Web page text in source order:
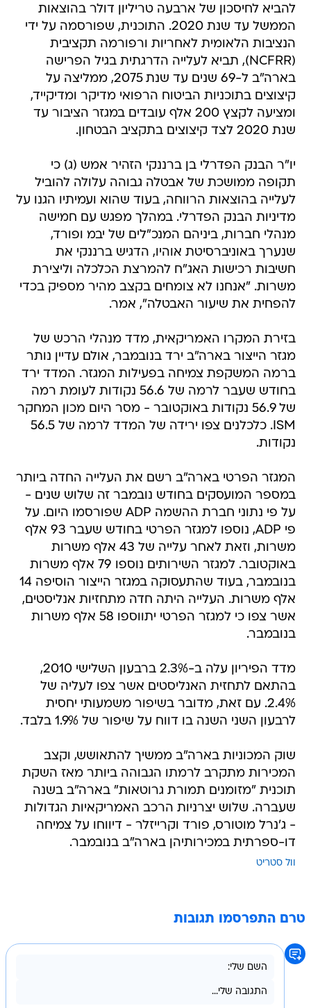
להביא לחיסכון של ארבעה טריליון דולר בהוצאות
הממשל עד שנת 2020. התוכנית, שפורסמה על ידי
הנציבות הלאומית לאחריות ורפורמה תקציבית
(NCFRR), תביא לעלייה הדרגתית בגיל הפרישה
בארה"ב ל-69 שנים עד שנת 2075, ממליצה על
קיצוצים בתוכניות הביטוח הרפואי מדיקר ומדיקייד,
ומציעה לקצץ 200 אלף עובדים במגזר הציבור עד
שנת 2020 לצד קיצוצים בתקציב הבטחון.
יו"ר הבנק הפדרלי בן ברננקי הזהיר אמש (ג) כי
תקופה ממושכת של אבטלה גבוהה עלולה להוביל
לעלייה בהוצאות הרווחה, בעוד שהוא ועמיתיו הגנו על
מדיניות הבנק הפדרלי. במהלך מפגש עם חמישה
מנהלי חברות, ביניהם המנכ"לים של יבמ ופורד,
שנערך באוניברסיטת אוהיו, הדגיש ברננקי את
חשיבות רכישות האג"ח להמרצת הכלכלה וליצירת
משרות. "אנחנו לא צומחים בקצב מהיר מספיק בכדי
להפחית את שיעור האבטלה", אמר.
בזירת המקרו האמריקאית, מדד מנהלי הרכש של
מגזר הייצור בארה"ב ירד בנובמבר, אולם עדיין נותר
ברמה המשקפת צמיחה בפעילות המגזר. המדד ירד
בחודש שעבר לרמה של 56.6 נקודות לעומת רמה
של 56.9 נקודות באוקטובר - מסר היום מכון המחקר
ISM. כלכלנים צפו ירידה של המדד לרמה של 56.5
נקודות.
המגזר הפרטי בארה"ב רשם את העלייה החדה ביותר
במספר המועסקים בחודש נובמבר זה שלוש שנים -
על פי נתוני חברת ההשמה ADP שפורסמו היום. על
פי ADP, נוספו למגזר הפרטי בחודש שעבר 93 אלף
משרות, וזאת לאחר עלייה של 43 אלף משרות
באוקטובר. למגזר השירותים נוספו 79 אלף משרות
בנובמבר, בעוד שהתעסוקה במגזר הייצור הוסיפה 14
אלף משרות. העלייה היתה חדה מתחזיות אנליסטים,
אשר צפו כי למגזר הפרטי יתווספו 58 אלף משרות
בנובמבר.
מדד הפיריון עלה ב-2.3% ברבעון השלישי 2010,
בהתאם לתחזית האנליסטים אשר צפו לעליה של
2.4%. עם זאת, מדובר בשיפור משמעותי יחסית
לרבעון השני השנה בו דווח על שיפור של 1.9% בלבד.
שוק המכוניות בארה"ב ממשיך להתאושש, וקצב
המכירות מתקרב לרמתו הגבוהה ביותר מאז השקת
תוכנית "מזומנים תמורת גרוטאות" בארה"ב בשנה
שעברה. שלוש יצרניות הרכב האמריקאיות הגדולות
- ג'נרל מוטורס, פורד וקרייזלר - דיווחו על צמיחה
דו-ספרתית במכירותיהן בארה"ב בנובמבר.
וול סטריט
טרם התפרסמו תגובות